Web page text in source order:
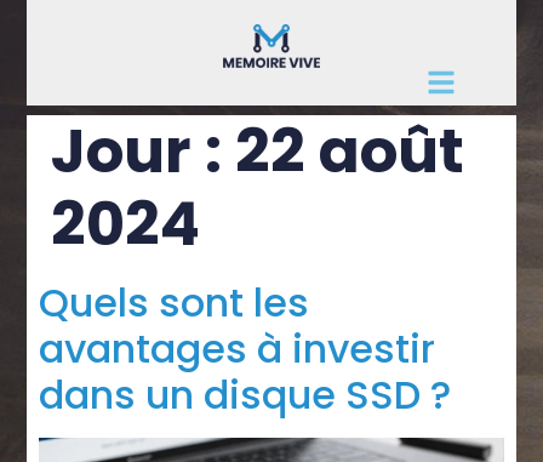
Jour : 22 août
2024
Quels sont les
avantages à investir
dans un disque SSD ?